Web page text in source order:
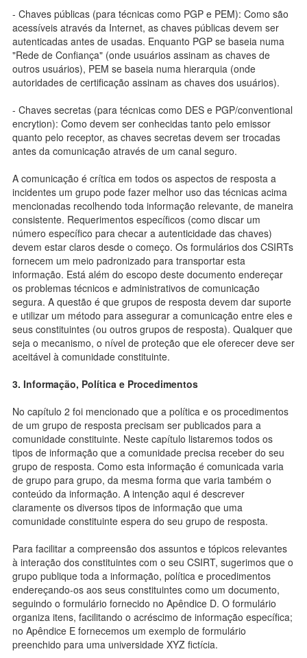
- Chaves públicas (para técnicas como PGP e PEM): Como são
acessíveis através da Internet, as chaves públicas devem ser
autenticadas antes de usadas. Enquanto PGP se baseia numa
"Rede de Confiança" (onde usuários assinam as chaves de
outros usuários), PEM se baseia numa hierarquia (onde
autoridades de certificação assinam as chaves dos usuários).
- Chaves secretas (para técnicas como DES e PGP/conventional
encrytion): Como devem ser conhecidas tanto pelo emissor
quanto pelo receptor, as chaves secretas devem ser trocadas
antes da comunicação através de um canal seguro.
A comunicação é crítica em todos os aspectos de resposta a
incidentes um grupo pode fazer melhor uso das técnicas acima
mencionadas recolhendo toda informação relevante, de maneira
consistente. Requerimentos específicos (como discar um
número específico para checar a autenticidade das chaves)
devem estar claros desde o começo. Os formulários dos CSIRTs
fornecem um meio padronizado para transportar esta
informação. Está além do escopo deste documento endereçar
os problemas técnicos e administrativos de comunicação
segura. A questão é que grupos de resposta devem dar suporte
e utilizar um método para assegurar a comunicação entre eles e
seus constituintes (ou outros grupos de resposta). Qualquer que
seja o mecanismo, o nível de proteção que ele oferecer deve ser
aceitável à comunidade constituinte.
3. Informação, Política e Procedimentos
No capítulo 2 foi mencionado que a política e os procedimentos
de um grupo de resposta precisam ser publicados para a
comunidade constituinte. Neste capítulo listaremos todos os
tipos de informação que a comunidade precisa receber do seu
grupo de resposta. Como esta informação é comunicada varia
de grupo para grupo, da mesma forma que varia também o
conteúdo da informação. A intenção aqui é descrever
claramente os diversos tipos de informação que uma
comunidade constituinte espera do seu grupo de resposta.
Para facilitar a compreensão dos assuntos e tópicos relevantes
à interação dos constituintes com o seu CSIRT, sugerimos que o
grupo publique toda a informação, política e procedimentos
endereçando-os aos seus constituintes como um documento,
seguindo o formulário fornecido no Apêndice D. O formulário
organiza itens, facilitando o acréscimo de informação específica;
no Apêndice E fornecemos um exemplo de formulário
preenchido para uma universidade XYZ fictícia.